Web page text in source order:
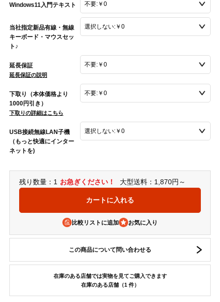
Windows11入門テキスト
当社指定新品有線・無線
キーボード・マウスセッ
ト♪
延長保証
延長保証の説明
下取り（本体価格より
1000円引き）
下取りの詳細はこちら
USB接続無線LAN子機
（もっと快適にインター
ネットを)
残り数量：1 お急ぎください！ 大型送料：1,870円～
比較リストに追加
この商品について問い合わせる
在庫のある店舗では実物を見てご購入できます
在庫のある店舗（1 件）